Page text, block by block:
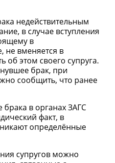
недействительным
в случае вступления
в
не вменяется в
об этом своего супруга.
брак, при
сообщить, что ранее
брака в органах ЗАГС
факт, в
определённые
супругов можно